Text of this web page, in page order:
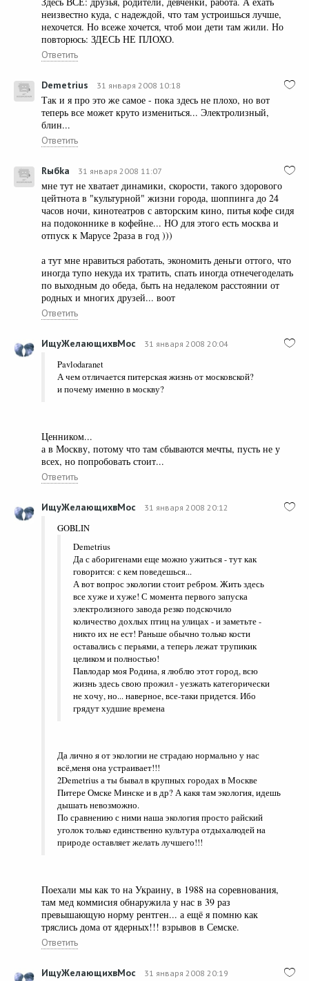
неизвестно куда, с надеждой, что там устроишься лучше,
нехочется. Но всеже хочется, чтоб мои дети там жили. Но
повторюсь: ЗДЕСЬ НЕ ПЛОХО.
Ответить
Demetrius 31 января 2008 10:18
Так и я про это же самое - пока здесь не плохо, но вот
теперь все может круто измениться... Электролизный,
блин...
Ответить
Rыбkа 31 января 2008 11:07
мне тут не хватает динамики, скорости, такого здорового
цейтнота в "культурной" жизни города, шоппинга до 24
часов ночи, кинотеатров с авторским кино, питья кофе сидя
на подоконнике в кофейне... НО для этого есть москва и
отпуск к Марусе 2раза в год )))
а тут мне нравиться работать, экономить деньги оттого, что
иногда тупо некуда их тратить, спать иногда отнечегоделать
по выходным до обеда, быть на недалеком расстоянии от
родных и многих друзей... воот
Ответить
ИщуЖелающихвМос 31 января 2008 20:04
Pavlodaranet
А чем отличается питерская жизнь от московской?
и почему именно в москву?
Ценником...
а в Москву, потому что там сбываются мечты, пусть не у
всех, но попробовать стоит...
Ответить
ИщуЖелающихвМос 31 января 2008 20:12
GOBLIN
Demetrius
Да с аборигенами еще можно ужиться - тут как
говорится: с кем поведешься...
А вот вопрос экологии стоит ребром. Жить здесь
все хуже и хуже! С момента первого запуска
электролизного завода резко подскочило
количество дохлых птиц на улицах - и заметьте -
никто их не ест! Раньше обычно только кости
оставались с перьями, а теперь лежат трупикик
целиком и полностью!
Павлодар моя Родина, я люблю этот город, всю
жизнь здесь свою прожил - уезжать категорически
не хочу, но... наверное, все-таки придется. Ибо
грядут худшие времена
Да лично я от экологии не страдаю нормально у нас
всё,меня она устраивает!!!
2Demetrius а ты бывал в крупных городах в Москве
Питере Омске Минске и в др? А какя там экология, идешь
дышать невозможно.
По сравнению с ними наша экология просто райский
уголок только единственно культура отдыхалюдей на
природе оставляет желать лучшего!!!
Поехали мы как то на Украину, в 1988 на соревнования,
там мед коммисия обнаружила у нас в 39 раз
превышающую норму рентген... а ещё я помню как
тряслись дома от ядерных!!! взрывов в Семске.
Ответить
ИщуЖелающихвМос 31 января 2008 20:19